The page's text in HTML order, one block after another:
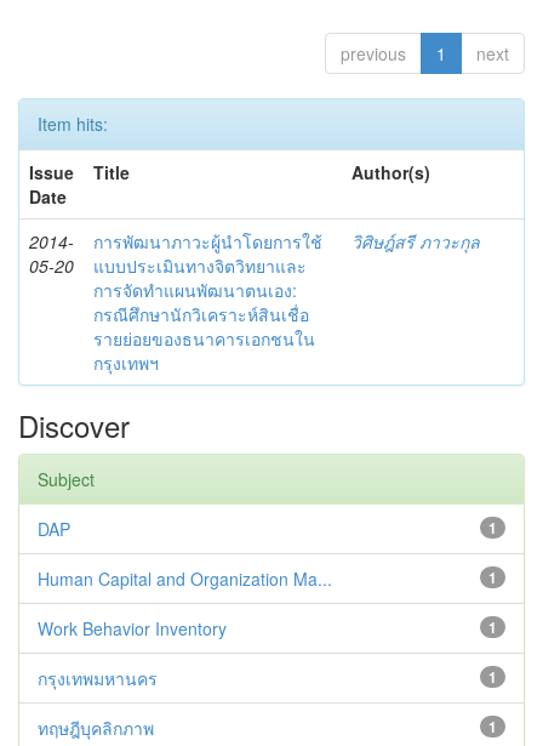
previous 1 next
Item hits:
Issue
Date
Title Author(s)
2014-
05-20
การพัฒนาภาวะผู้นำโดยการใช้
แบบประเมินทางจิตวิทยาและ
การจัดทำแผนพัฒนาตนเอง:
กรณีศึกษานักวิเคราะห์สินเชื่อ
รายย่อยของธนาคารเอกชนใน
กรุงเทพฯ
วิศิษฎ์สรี ภาวะกุล
Discover
Subject
1
DAP
1
Human Capital and Organization Ma...
1
Work Behavior Inventory
1
กรุงเทพมหานคร
1
ทฤษฎีบุคลิกภาพ